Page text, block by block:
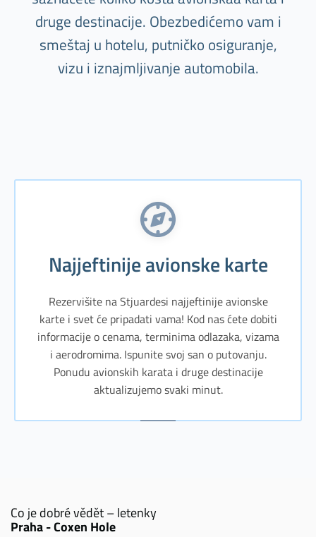
druge destinacije. Obezbedićemo vam i
smeštaj u hotelu, putničko osiguranje,
vizu i iznajmljivanje automobila.
Najjeftinije avionske karte
Rezervišite na Stjuardesi najjeftinije avionske
karte i svet će pripadati vama! Kod nas ćete dobiti
informacije o cenama, terminima odlazaka, vizama
i aerodromima. Ispunite svoj san o putovanju.
Ponudu avionskih karata i druge destinacije
aktualizujemo svaki minut.
Co je dobré vědět – letenky
Praha - Coxen Hole